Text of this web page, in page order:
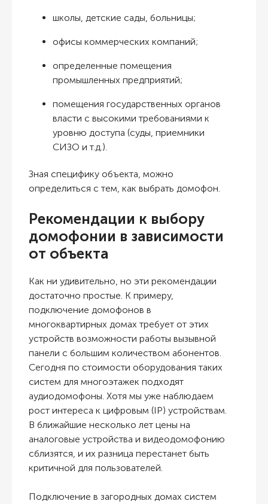
школы, детские сады, больницы;
офисы коммерческих компаний;
определенные помещения
промышленных предприятий;
помещения государственных органов
власти с высокими требованиями к
уровню доступа (суды, приемники
СИЗО и т.д.).
Зная специфику объекта, можно
определиться с тем, как выбрать домофон.
Рекомендации к выбору
домофонии в зависимости
от объекта
Как ни удивительно, но эти рекомендации
достаточно простые. К примеру,
подключение домофонов в
многоквартирных домах требует от этих
устройств возможности работы вызывной
панели с большим количеством абонентов.
Сегодня по стоимости оборудования таких
систем для многоэтажек подходят
аудиодомофоны. Хотя мы уже наблюдаем
рост интереса к цифровым (IP) устройствам.
В ближайшие несколько лет цены на
аналоговые устройства и видеодомофонию
сблизятся, и их разница перестанет быть
критичной для пользователей.
Подключение в загородных домах систем